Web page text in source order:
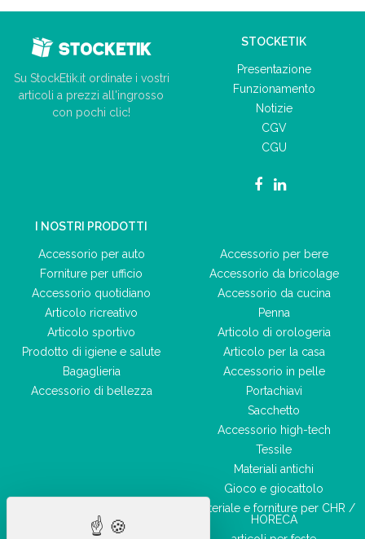
Su StockEtik.it ordinate i vostri
articoli a prezzi all'ingrosso
con pochi clic!
STOCKETIK
Presentazione
Funzionamento
Notizie
CGV
CGU
I NOSTRI PRODOTTI
Accessorio per auto
Forniture per ufficio
Accessorio quotidiano
Articolo ricreativo
Articolo sportivo
Prodotto di igiene e salute
Bagaglieria
Accessorio di bellezza
Accessorio per bere
Accessorio da bricolage
Accessorio da cucina
Penna
Articolo di orologeria
Articolo per la casa
Accessorio in pelle
Portachiavi
Sacchetto
Accessorio high-tech
Tessile
Materiali antichi
Gioco e giocattolo
Materiale e forniture per CHR /
HORECA